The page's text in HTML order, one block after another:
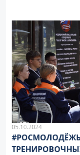
05.10.2024